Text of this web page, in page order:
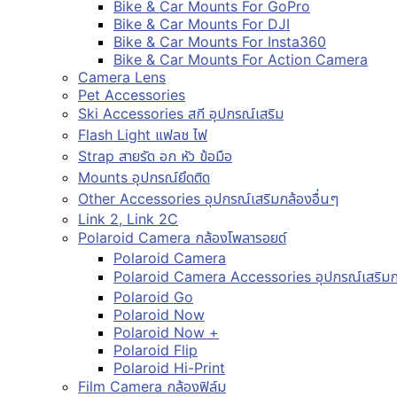
Bike & Car Mounts For GoPro
Bike & Car Mounts For DJI
Bike & Car Mounts For Insta360
Bike & Car Mounts For Action Camera
Camera Lens
Pet Accessories
Ski Accessories สกี อุปกรณ์เสริม
Flash Light แฟลช ไฟ
Strap สายรัด อก หัว ข้อมือ
Mounts อุปกรณ์ยึดติด
Other Accessories อุปกรณ์เสริมกล้องอื่นๆ
Link 2, Link 2C
Polaroid Camera กล้องโพลารอยด์
Polaroid Camera
Polaroid Camera Accessories อุปกรณ์เสริมก
Polaroid Go
Polaroid Now
Polaroid Now +
Polaroid Flip
Polaroid Hi-Print
Film Camera กล้องฟิล์ม